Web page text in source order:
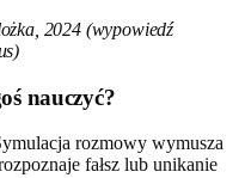
2024 (wypowiedź
nauczyć?
rozmowy wymusza
fałsz lub unikanie